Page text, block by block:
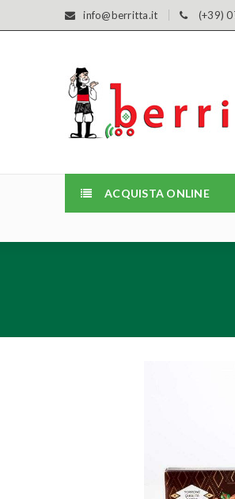
info@berritta.it (+39)
ACQUISTA ONLINE